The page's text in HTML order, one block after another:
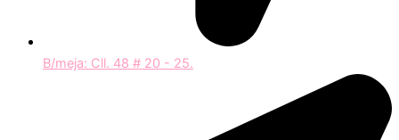
B/meja: Cll. 48 # 20 - 25.